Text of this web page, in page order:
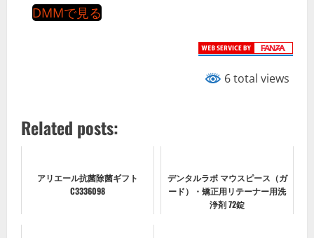
DMMで見る
6 total views
Related posts:
アリエール抗菌除菌ギフト
C3336098
デンタルラボ マウスピース（ガ
ード）・矯正用リテーナー用洗
浄剤 72錠